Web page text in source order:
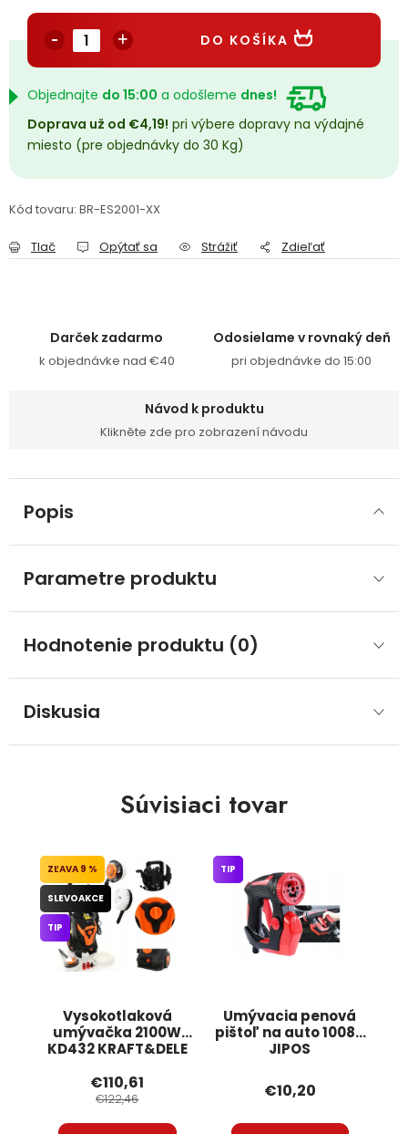
Obchodné podmienky Reklamačný poriadok
Přihlášení Registrace
DO KOŠÍKA
Objednajte do 15:00 a odošleme dnes!
Doprava už od €4,19! pri výbere dopravy na výdajné
miesto (pre objednávky do 30 Kg)
Kód tovaru: BR-ES2001-XX
Tlač Opýtať sa Strážiť Zdieľať
Darček zadarmo
k objednávke nad €40
Odosielame v rovnaký deň
pri objednávke do 15:00
Návod k produktu
Klikněte zde pro zobrazení návodu
Popis
Parametre produktu
Hodnotenie produktu (0)
Diskusia
Súvisiaci tovar
Vysokotlaková
umývačka 2100W
KD432 KRAFT&DELE
9 %
SLEVOAKCE
TIP
€110,61
€122,46
Umývacia penová
pištoľ na auto 10088
JIPOS
TIP
€10,20